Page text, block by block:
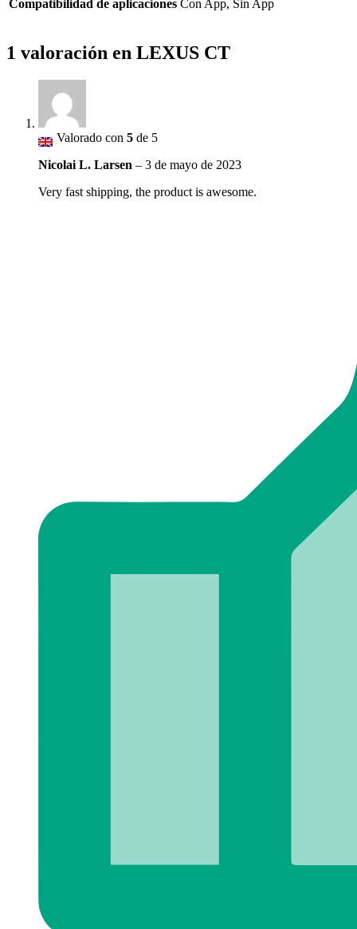
Compatibilidad de aplicaciones Con App, Sin App
1 valoración en LEXUS CT
Valorado con 5 de 5
Nicolai L. Larsen – 3 de mayo de 2023
Very fast shipping, the product is awesome.